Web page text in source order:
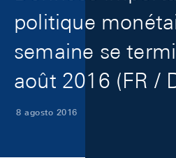
politique
semaine se
août 2016 (FR /
8 agosto 2016